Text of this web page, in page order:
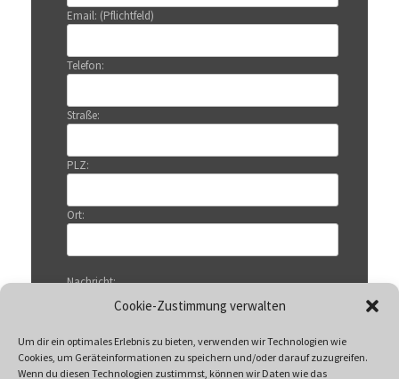
Cookie-Zustimmung verwalten
Um dir ein optimales Erlebnis zu bieten, verwenden wir Technologien wie
Cookies, um Geräteinformationen zu speichern und/oder darauf zuzugreifen.
Wenn du diesen Technologien zustimmst, können wir Daten wie das
Email: (Pflichtfeld)
Telefon:
Straße:
PLZ:
Ort:
Nachricht: